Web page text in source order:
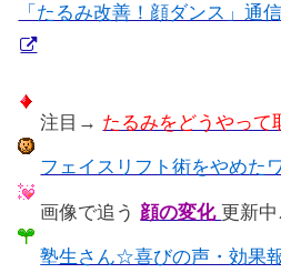
「たるみ改善！顔ダンス」通
注目→ たるみをどうやって
フェイスリフト術をやめた
画像で追う 顔の変化更新中
塾生さん☆喜びの声・効果